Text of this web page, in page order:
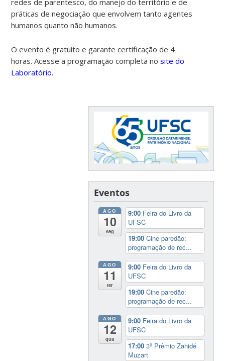
redes de parentesco, do manejo do território e de
práticas de negociação que envolvem tanto agentes
humanos quanto não humanos.
O evento é gratuito e garante certificação de 4
horas. Acesse a programação completa nosite do
Laboratório.
Eventos
AGO
10
seg
9:00 Feira do Livro da
UFSC
19:00Cine paredão:
programação de rec...
AGO
11
ter
9:00 Feira do Livro da
UFSC
19:00Cine paredão:
programação de rec...
AGO
12
qua
9:00 Feira do Livro da
UFSC
17:003º Prêmio Zahidé
Muzart